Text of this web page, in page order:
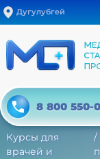
Дугулубгей
8 800 550-
Курсы для
врачей и